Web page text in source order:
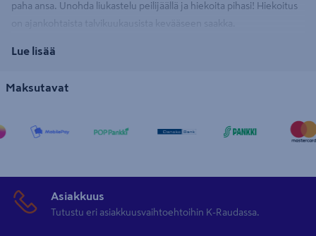
paha ansa. Unohda liukastelu peilijäällä ja hiekoita pihasi! Hiekoitus
Kun piha on liukas, turvallisuutta on helppo parantaa levittämällä
pihan omistajan kannattaa kysyä tarjous hiekoitussepeli
suursäkistä. Tule myymäläämme kysymään, miten järjestämme
Lue lisää
Maksutavat
Asiakkuus
Tutustu eri asiakkuusvaihtoehtoihin K-Raudassa.